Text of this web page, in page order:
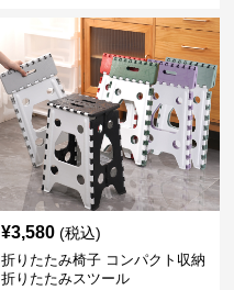
¥3,580 (税込)
折りたたみ椅子 コンパクト収納
折りたたみスツール